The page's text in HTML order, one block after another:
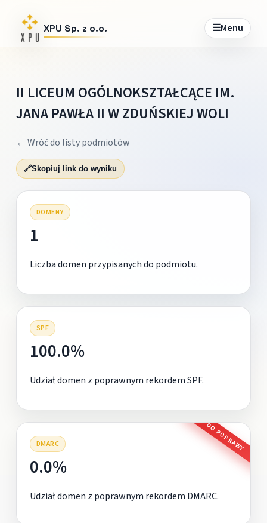
XPU Sp. z o.o. ☰Menu
II LICEUM OGÓLNOKSZTAŁCĄCE IM.
JANA PAWŁA II W ZDUŃSKIEJ WOLI
← Wróć do listy podmiotów
🔗Skopiuj link do wyniku
DOMENY
1
Liczba domen przypisanych do podmiotu.
SPF
100.0%
Udział domen z poprawnym rekordem SPF.
DMARC DO POPRAWY
0.0%
Udział domen z poprawnym rekordem DMARC.